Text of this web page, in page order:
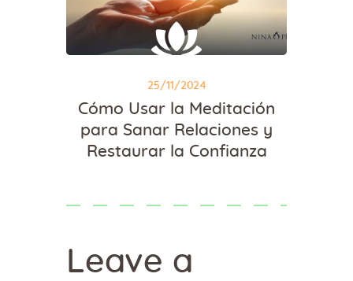
25/11/2024
Cómo Usar la Meditación
para Sanar Relaciones y
Restaurar la Confianza
Leave a